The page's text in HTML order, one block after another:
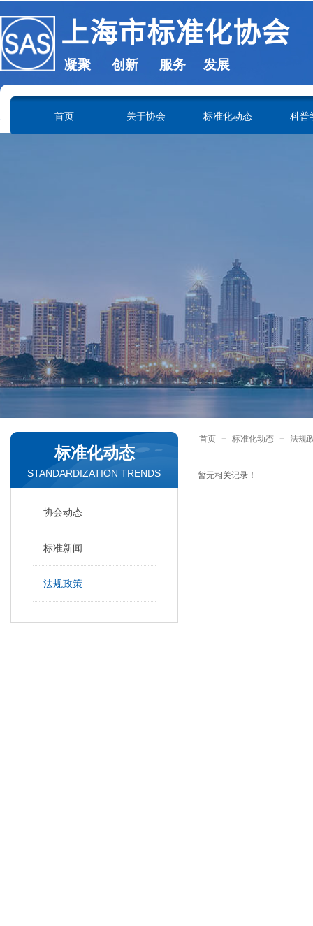
上海市标准化协会
凝聚 创新 服务 发展
首页 关于协会 标准化动态 科普
SHANGHAI ASSOCIATION OF STANDARDIZATION
首页 ≡ 标准化动态 ≡ 法规
标准化动态
STANDARDIZATION TRENDS 暂无相关记录！
协会动态
标准新闻
法规政策